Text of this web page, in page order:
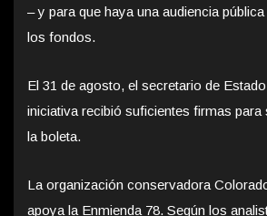
– y para que haya una audiencia
los fondos.
El 31 de agosto, el secretario de
iniciativa recibió suficientes firmas para
la boleta.
La organización conservadora
apoya la Enmienda 78. Según los